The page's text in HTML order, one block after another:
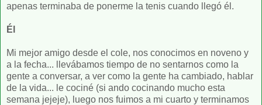
apenas terminaba de ponerme la tenis cuando llegó él.
Él
Mi mejor amigo desde el cole, nos conocimos en noveno y
a la fecha... llevábamos tiempo de no sentarnos como la
gente a conversar, a ver como la gente ha cambiado, hablar
de la vida... le cociné (si ando cocinando mucho esta
semana jejeje), luego nos fuimos a mi cuarto y terminamos